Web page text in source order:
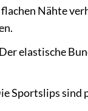
Nähte
Der elastische
Sportslips sind